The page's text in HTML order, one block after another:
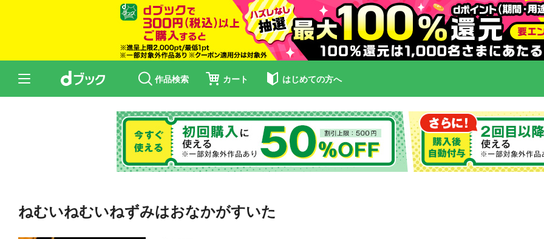
作品検索 カート はじめての方へ
ねむいねむいねずみはおなかがすいた